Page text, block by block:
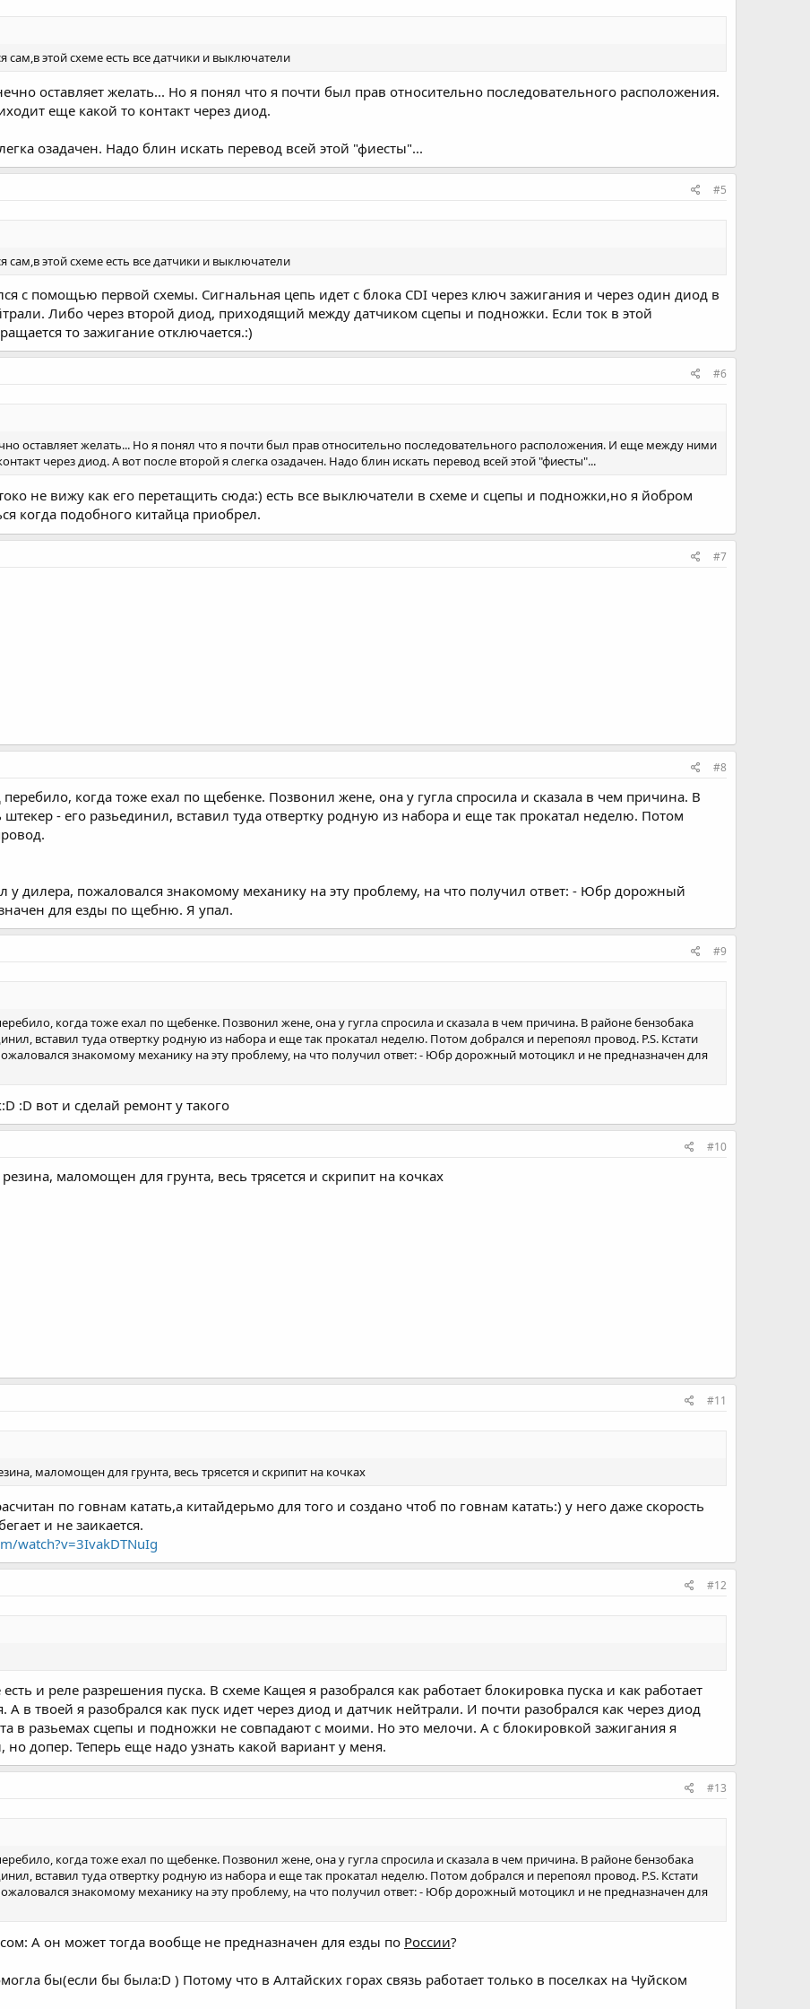
сам,в этой схеме есть все датчики и выключатели
оставляет желать... Но я понял что я почти был прав относительно последовательного расположения.
еще какой то контакт через диод.
озадачен. Надо блин искать перевод всей этой "фиесты"...
#5
сам,в этой схеме есть все датчики и выключатели
с помощью первой схемы. Сигнальная цепь идет с блока CDI через ключ зажигания и через один диод в
Либо через второй диод, приходящий между датчиком сцепы и подножки. Если ток в этой
то зажигание отключается.:)
#6
оставляет желать... Но я понял что я почти был прав относительно последовательного расположения. И еще между ними
через диод. А вот после второй я слегка озадачен. Надо блин искать перевод всей этой "фиесты"...
не вижу как его перетащить сюда:) есть все выключатели в схеме и сцепы и подножки,но я йобром
когда подобного китайца приобрел.
#7
#8
когда тоже ехал по щебенке. Позвонил жене, она у гугла спросила и сказала в чем причина. В
штекер - его разьединил, вставил туда отвертку родную из набора и еще так прокатал неделю. Потом
у дилера, пожаловался знакомому механику на эту проблему, на что получил ответ: - Юбр дорожный
для езды по щебню. Я упал.
#9
когда тоже ехал по щебенке. Позвонил жене, она у гугла спросила и сказала в чем причина. В районе бензобака
вставил туда отвертку родную из набора и еще так прокатал неделю. Потом добрался и перепоял провод. P.S. Кстати
знакомому механику на эту проблему, на что получил ответ: - Юбр дорожный мотоцикл и не предназначен для
:D вот и сделай ремонт у такого
#10
резина, маломощен для грунта, весь трясется и скрипит на кочках
#11
маломощен для грунта, весь трясется и скрипит на кочках
по говнам катать,а китайдерьмо для того и создано чтоб по говнам катать:) у него даже скорость
и не заикается.
watch?v=3IvakDTNuIg
#12
и реле разрешения пуска. В схеме Кащея я разобрался как работает блокировка пуска и как работает
А в твоей я разобрался как пуск идет через диод и датчик нейтрали. И почти разобрался как через диод
в разьемах сцепы и подножки не совпадают с моими. Но это мелочи. А с блокировкой зажигания я
но допер. Теперь еще надо узнать какой вариант у меня.
#13
когда тоже ехал по щебенке. Позвонил жене, она у гугла спросила и сказала в чем причина. В районе бензобака
вставил туда отвертку родную из набора и еще так прокатал неделю. Потом добрался и перепоял провод. P.S. Кстати
знакомому механику на эту проблему, на что получил ответ: - Юбр дорожный мотоцикл и не предназначен для
А он может тогда вообще не предназначен для езды по России?
бы(если бы была:D ) Потому что в Алтайских горах связь работает только в поселках на Чуйском